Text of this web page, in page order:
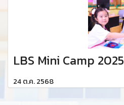
LBS Mini Camp 2025
24 ต.ค. 2568